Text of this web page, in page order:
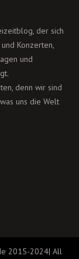
der sich
Konzerten,
und
denn wir sind
uns die Welt
2015-2024| All